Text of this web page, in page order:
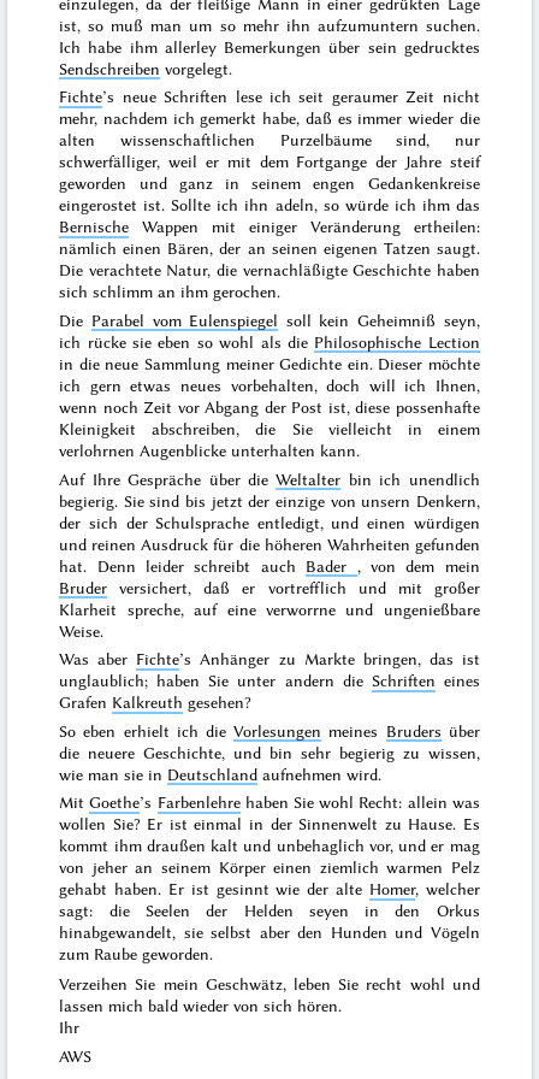
ist, so muß man um so mehr ihn aufzumuntern suchen.
Ich habe ihm allerley Bemerkungen über sein gedrucktes
Sendschreiben vorgelegt.
Fichte’s neue Schriften lese ich seit geraumer Zeit nicht
mehr, nachdem ich gemerkt habe, daß es immer wieder die
alten wissenschaftlichen Purzelbäume sind, nur
schwerfälliger, weil er mit dem Fortgange der Jahre steif
geworden und ganz in seinem engen Gedankenkreise
eingerostet ist. Sollte ich ihn adeln, so würde ich ihm das
Bernische Wappen mit einiger Veränderung ertheilen:
nämlich einen Bären, der an seinen eigenen Tatzen saugt.
Die verachtete Natur, die vernachläßigte Geschichte haben
sich schlimm an ihm gerochen.
Die Parabel vom Eulenspiegel soll kein Geheimniß seyn,
ich rücke sie eben so wohl als die Philosophische Lection
in die neue Sammlung meiner Gedichte ein. Dieser möchte
ich gern etwas neues vorbehalten, doch will ich Ihnen,
wenn noch Zeit vor Abgang der Post ist, diese possenhafte
Kleinigkeit abschreiben, die Sie vielleicht in einem
verlohrnen Augenblicke unterhalten kann.
Auf Ihre Gespräche über dieWeltalter bin ich unendlich
begierig. Sie sind bis jetzt der einzige von unsern Denkern,
der sich der Schulsprache entledigt, und einen würdigen
und reinen Ausdruck für die höheren Wahrheiten gefunden
hat. Denn leider schreibt auch Bader , von dem mein
Bruder versichert, daß er vortrefflich und mit großer
Klarheit spreche, auf eine verworrne und ungenießbare
Weise.
Was aber Fichte’s Anhänger zu Markte bringen, das ist
unglaublich; haben Sie unter andern die Schriften eines
Grafen Kalkreuth gesehen?
So eben erhielt ich dieVorlesungen meines Bruders über
die neuere Geschichte, und bin sehr begierig zu wissen,
wie man sie in Deutschland aufnehmen wird.
MitGoethe’s Farbenlehrehaben Sie wohl Recht: allein was
wollen Sie? Er ist einmal in der Sinnenwelt zu Hause. Es
kommt ihm draußen kalt und unbehaglich vor, und er mag
von jeher an seinem Körper einen ziemlich warmen Pelz
gehabt haben. Er ist gesinnt wie der alte Homer, welcher
sagt: die Seelen der Helden seyen in den Orkus
hinabgewandelt, sie selbst aber den Hunden und Vögeln
zum Raube geworden.
Verzeihen Sie mein Geschwätz, leben Sie recht wohl und
lassen mich bald wieder von sich hören.
Ihr
AWS